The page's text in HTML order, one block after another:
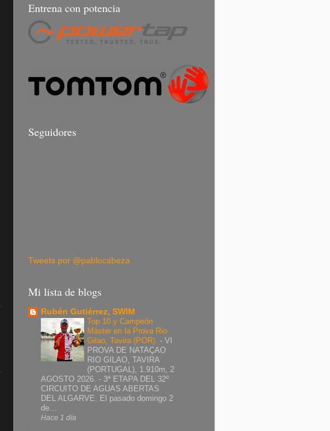
Entrena con potencia
Seguidores
Tweets por @pablocabeza
Mi lista de blogs
Rubén Gutiérrez, SWIM
Top 10 y Campeón
Máster en la Prova Rio
Gilao, Tavira (POR). - VI
PROVA DE NATAÇAO
RIO GILAO, TAVIRA
(PORTUGAL), 1.910m, 2
AGOSTO 2026. - 3ª ETAPA DEL 32º
CIRCUITO DE AGUAS ABERTAS
DEL ALGARVE. El pasado domingo 2
de...
Hace 1 día